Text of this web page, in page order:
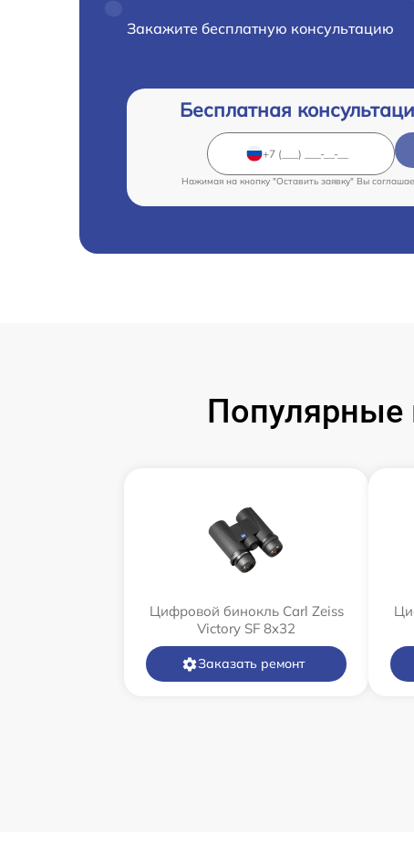
Закажите бесплатную консультацию
Бесплатная
Нажимая на кнопку "Оставить заявку" Вы
Популярные
Цифровой бинокль Carl Zeiss
Victory SF 8x32
Заказать ремонт